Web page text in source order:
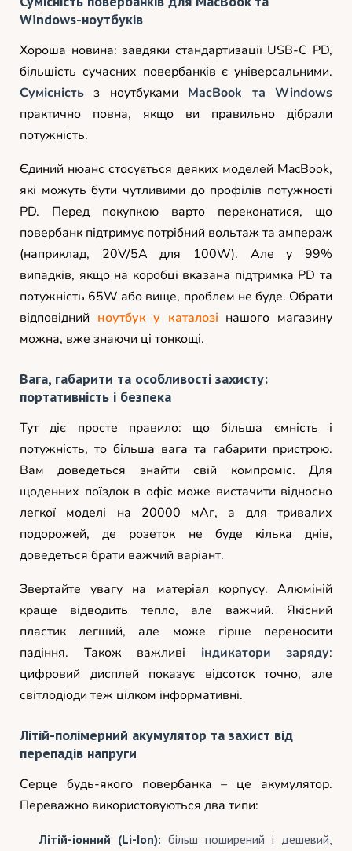
Windows-ноутбуків
Хороша новина: завдяки стандартизації USB-C PD,
більшість сучасних повербанків є універсальними.
Сумісність з ноутбуками MacBook та Windows
практично повна, якщо ви правильно дібрали
потужність.
Єдиний нюанс стосується деяких моделей MacBook,
які можуть бути чутливими до профілів потужності
PD. Перед покупкою варто переконатися, що
повербанк підтримує потрібний вольтаж та ампераж
(наприклад, 20V/5A для 100W). Але у 99%
випадків, якщо на коробці вказана підтримка PD та
потужність 65W або вище, проблем не буде. Обрати
відповідний ноутбук у каталозі нашого магазину
можна, вже знаючи ці тонкощі.
Вага, габарити та особливості захисту:
портативність і безпека
Тут діє просте правило: що більша ємність і
потужність, то більша вага та габарити пристрою.
Вам доведеться знайти свій компроміс. Для
щоденних поїздок в офіс може вистачити відносно
легкої моделі на 20000 мАг, а для тривалих
подорожей, де розеток не буде кілька днів,
доведеться брати важчий варіант.
Звертайте увагу на матеріал корпусу. Алюміній
краще відводить тепло, але важчий. Якісний
пластик легший, але може гірше переносити
падіння. Також важливі індикатори заряду:
цифровий дисплей показує відсоток точно, але
світлодіоди теж цілком інформативні.
Літій-полімерний акумулятор та захист від
перепадів напруги
Серце будь-якого повербанка – це акумулятор.
Переважно використовуються два типи:
Літій-іонний (Li-Ion): більш поширений і дешевий,